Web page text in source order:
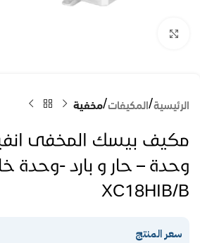
الرئيسية المكيفات مخفية
XC18HIB/B
سعر المنتج